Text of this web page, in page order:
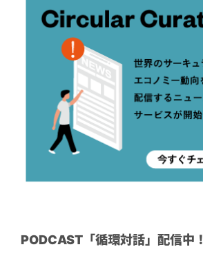
PODCAST「循環対話」配信中！